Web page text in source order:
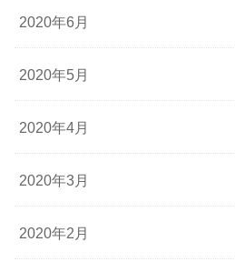
2020年6月
2020年5月
2020年4月
2020年3月
2020年2月